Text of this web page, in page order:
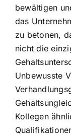
bewältigen
das
zu betonen,
nicht die
Unbewusste
Kollegen